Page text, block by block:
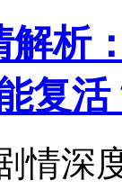
解析
复活
情